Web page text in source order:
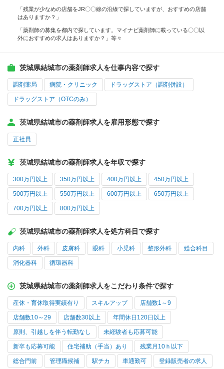
「残業が少なめの店舗をJR〇〇線の沿線で探していますが、おすすめの店舗
はありますか？」
「薬剤師の募集を都内で探しています。マイナビ薬剤師に載っている〇〇以
外におすすめの求人はありますか？」等々
茨城県結城市の薬剤師求人を仕事内容で探す
調剤薬局 病院・クリニック ドラッグストア（調剤併設）
ドラッグストア（OTCのみ）
茨城県結城市の薬剤師求人を雇用形態で探す
正社員
茨城県結城市の薬剤師求人を年収で探す
300万円以上 350万円以上 400万円以上 450万円以上
500万円以上 550万円以上 600万円以上 650万円以上
700万円以上 800万円以上
茨城県結城市の薬剤師求人を処方科目で探す
内科 外科 皮膚科 眼科 小児科 整形外科 総合科目
消化器科 循環器科
茨城県結城市の薬剤師求人をこだわり条件で探す
産休・育休取得実績有り スキルアップ 店舗数1～9
店舗数10～29 店舗数30以上 年間休日120日以上
原則、引越しを伴う転勤なし 未経験者も応募可能
新卒も応募可能 住宅補助（手当）あり 残業月10ｈ以下
総合門前 管理職候補 駅チカ 車通勤可 登録販売者の求人